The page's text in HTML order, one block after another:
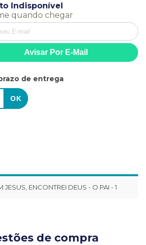
Indisponível
quando chegar
de entrega
ENCONTREI DEUS - O PAI - 1
de compra